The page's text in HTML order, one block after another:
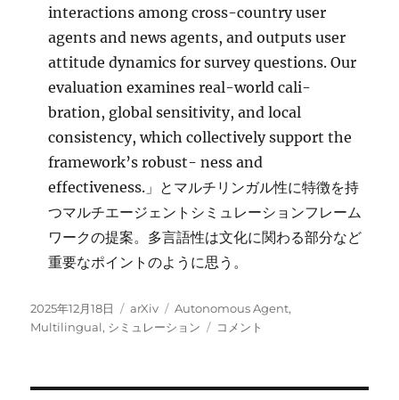
interactions among cross-country user
agents and news agents, and outputs user
attitude dynamics for survey questions. Our
evaluation examines real-world cali-
bration, global sensitivity, and local
consistency, which collectively support the
framework’s robust- ness and
effectiveness.」とマルチリンガル性に特徴を持
つマルチエージェントシミュレーションフレーム
ワークの提案。多言語性は文化に関わる部分など
重要なポイントのように思う。
投
稿
2025年12月18日
カ
テ
arXiv
タ
グ
Autonomous Agent,
Multilingual, シミュレーション
MASim:
コメント